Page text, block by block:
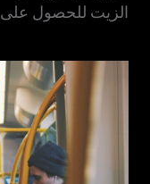
الزيت للحصول على